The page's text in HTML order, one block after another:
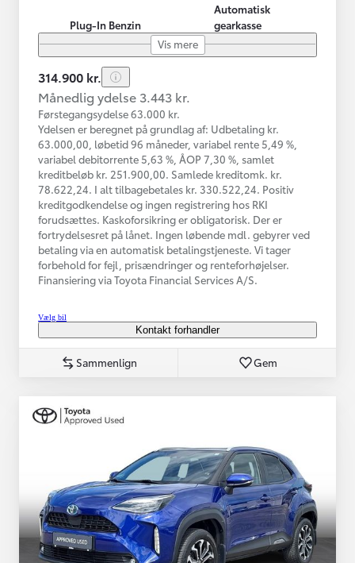
Plug-In Benzin
Automatisk
gearkasse
Vis mere
314.900 kr.
Månedlig ydelse 3.443 kr.
Førstegangsydelse 63.000 kr.
Ydelsen er beregnet på grundlag af: Udbetaling kr.
63.000,00, løbetid 96 måneder, variabel rente 5,49 %,
variabel debitorrente 5,63 %, ÅOP 7,30 %, samlet
kreditbeløb kr. 251.900,00. Samlede kreditomk. kr.
78.622,24. I alt tilbagebetales kr. 330.522,24. Positiv
kreditgodkendelse og ingen registrering hos RKI
forudsættes. Kaskoforsikring er obligatorisk. Der er
fortrydelsesret på lånet. Ingen løbende mdl. gebyrer ved
betaling via en automatisk betalingstjeneste. Vi tager
forbehold for fejl, prisændringer og renteforhøjelser.
Finansiering via Toyota Financial Services A/S.
Vælg bil
Kontakt forhandler
Sammenlign Gem